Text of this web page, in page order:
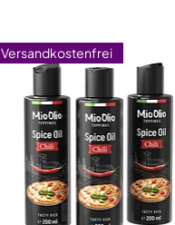
Versandkostenfrei